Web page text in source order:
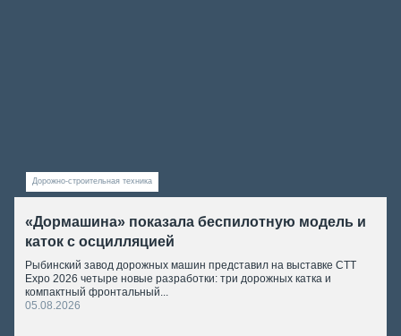
Дорожно-строительная техника
«Дормашина» показала беспилотную модель и
каток с осцилляцией
Рыбинский завод дорожных машин представил на выставке CTT
Expo 2026 четыре новые разработки: три дорожных катка и
компактный фронтальный...
05.08.2026